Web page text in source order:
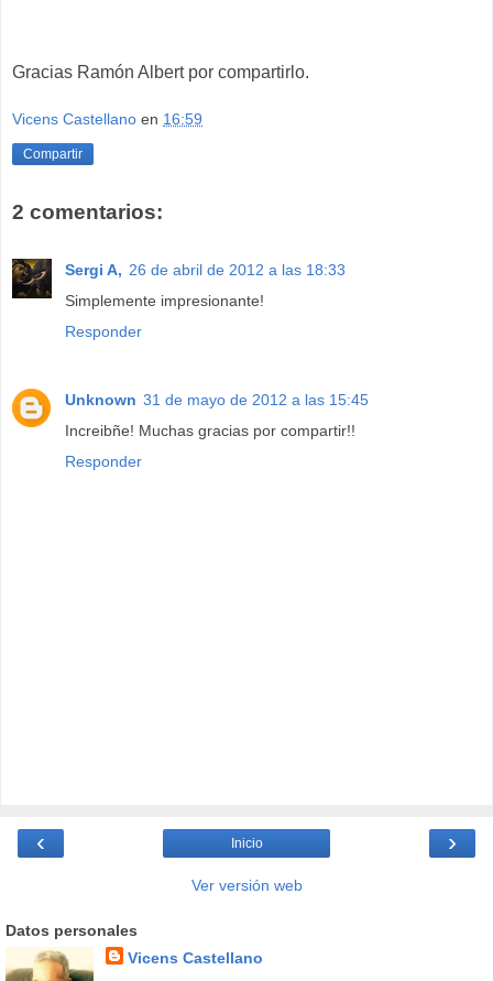
Gracias Ramón Albert por compartirlo.
Vicens Castellano en 16:59
Compartir
2 comentarios:
Sergi A, 26 de abril de 2012 a las 18:33
Simplemente impresionante!
Responder
Unknown 31 de mayo de 2012 a las 15:45
Increibñe! Muchas gracias por compartir!!
Responder
‹ ›
Inicio
Ver versión web
Datos personales
Vicens Castellano